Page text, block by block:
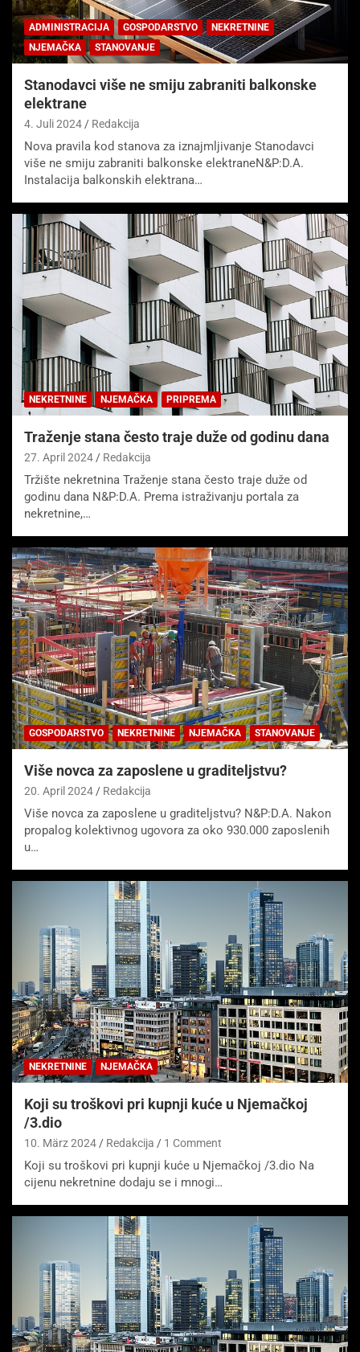
ADMINISTRACIJA GOSPODARSTVO
NEKRETNINE
NJEMAČKA
STANOVANJE
Stanodavci više ne smiju zabraniti balkonske
elektrane
4. Juli 2024 Redakcija
Nova pravila kod stanova za iznajmljivanje Stanodavci
više ne smiju zabraniti balkonske elektraneN&P:D.A.
Instalacija balkonskih elektrana…
NEKRETNINE NJEMAČKA PRIPREMA
Traženje stana često traje duže od godinu dana
27. April 2024 Redakcija
Tržište nekretnina Traženje stana često traje duže od
godinu dana N&P:D.A. Prema istraživanju portala za
nekretnine,…
GOSPODARSTVO NEKRETNINE NJEMAČKA STANOVANJE
Više novca za zaposlene u graditeljstvu?
20. April 2024 Redakcija
Više novca za zaposlene u graditeljstvu? N&P:D.A. Nakon
propalog kolektivnog ugovora za oko 930.000 zaposlenih
u…
NEKRETNINE NJEMAČKA
Koji su troškovi pri kupnji kuće u Njemačkoj
/3.dio
10. März 2024 Redakcija 1 Comment
Koji su troškovi pri kupnji kuće u Njemačkoj /3.dio Na
cijenu nekretnine dodaju se i mnogi…